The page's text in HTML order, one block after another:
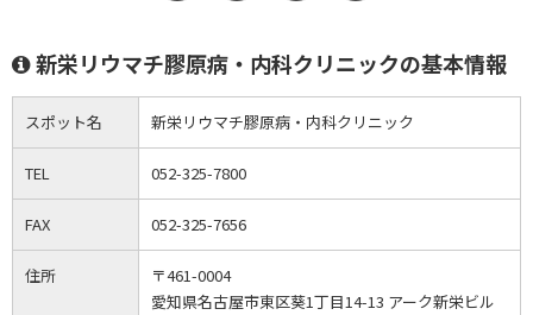
新栄リウマチ膠原病・内科クリニックの基本情報
スポット名 新栄リウマチ膠原病・内科クリニック
TEL 052-325-7800
FAX 052-325-7656
住所
〒461-0004
愛知県名古屋市東区葵1丁目14-13 アーク新栄ビル